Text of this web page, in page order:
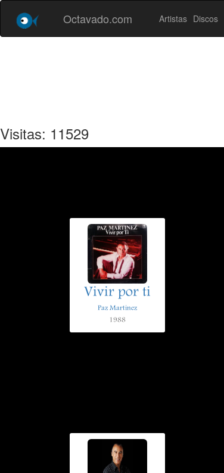
Octavado.com Artistas Discos
Visitas: 11529
Vivir por ti
Paz Martinez
1988